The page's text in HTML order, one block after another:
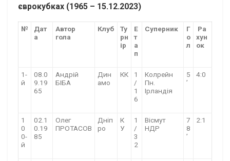
єврокубках (1965 – 15.12.2023)
№
Дат
а
Автор
гола
Клуб
Ту
рн
ір
Е
т
а
п
Суперник
Г
о
л
Ра
хун
ок
1-
й
08.0
9.19
65
Андрій
БІБА
Дин
амо
КК
1
/
1
6
Колрейн
Пн.
Ірландія
5
’
4:0
1
0
0-
й
02.1
0.19
85
Олег
ПРОТАСОВ
Дніп
ро
К
У
1
/
3
2
Вісмут
НДР
7
8
’
2:1